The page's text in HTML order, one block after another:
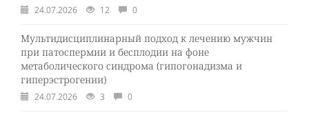
24.07.2026 12 0
Мультидисциплинарный подход к лечению мужчин
при патоспермии и бесплодии на фоне
метаболического синдрома (гипогонадизма и
гиперэстрогении)
24.07.2026 3 0